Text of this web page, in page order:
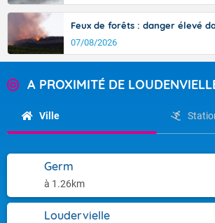
Feux de forêts : danger élevé
07/08/2026
A PROXIMITÉ DE
Ville
Germ
à 1.26km
Loudervielle